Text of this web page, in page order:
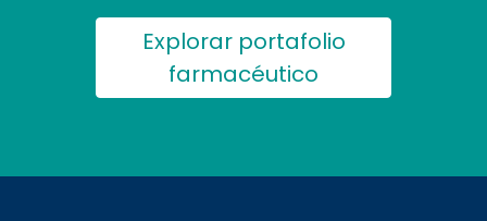
Explorar portafolio
farmacéutico